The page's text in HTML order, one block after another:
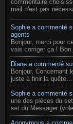
commentaire
mail n'est pas
Sophie a commenté
agents
Bonjour, merci pour
vais corriger ça ! Bon
Diane a commenté
Bonjour, Concernant
juste à finir la quête...
Sophie a commenté
une des pièces du
set du Messager